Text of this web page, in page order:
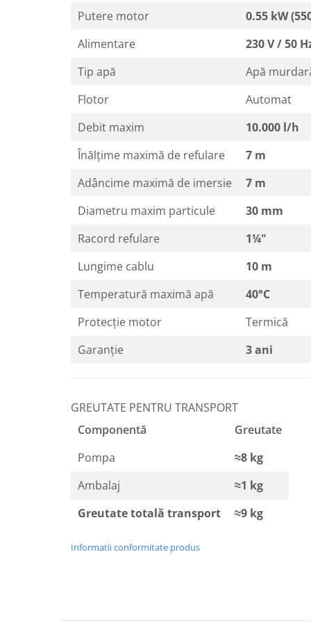
Baterii sanitare
Filtre apa potabila
Putere motor
0.55 kW
Alimentare
230 V / 50
Tip apă
Apă
Flotor
Automat
Debit maxim
10.000 l/h
Înălțime maximă de refulare
7 m
Adâncime maximă de imersie
7 m
Diametru maxim particule
30 mm
Racord refulare
1¼"
Lungime cablu
10 m
Temperatură maximă apă
40°C
Protecție motor
Termică
Garanție
3 ani
GREUTATE PENTRU TRANSPORT
Componentă
Greutate
Pompa
≈8 kg
Ambalaj
≈1 kg
Greutate totală transport
≈9 kg
Informatii conformitate produs